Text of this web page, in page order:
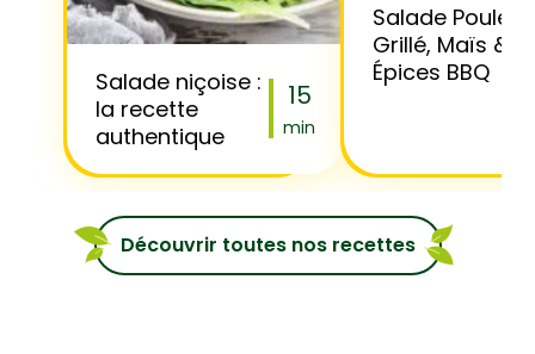
Salade niçoise :
la recette
authentique
15
min
Salade Poulet
Grillé, Maïs &
Épices BBQ
Découvrir toutes nos recettes